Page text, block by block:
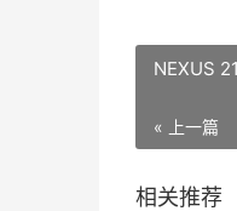
NEXUS
« 上一篇
相关推荐